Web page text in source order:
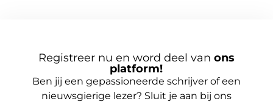
Registreer nu en word deel van ons
platform!
Ben jij een gepassioneerde schrijver of een
nieuwsgierige lezer? Sluit je aan bij ons